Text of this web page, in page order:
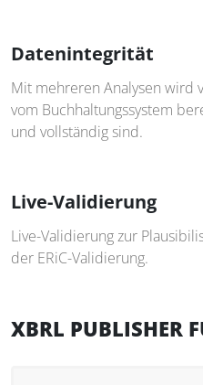
Datenintegrität
Mit mehreren Analysen wird
vom Buchhaltungssystem
und vollständig sind.
Live-Validierung
Live-Validierung zur
der ERiC-Validierung.
XBRL PUBLISHER